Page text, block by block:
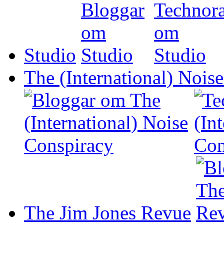
Studio
The (International)
The Jim Jones Revue